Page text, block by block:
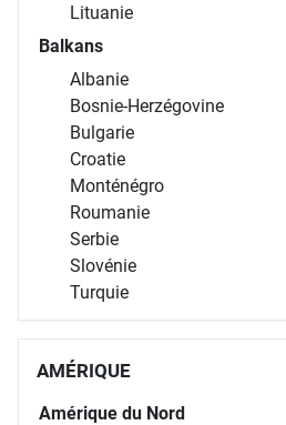
Lituanie
Balkans
Albanie
Bosnie-Herzégovine
Bulgarie
Croatie
Monténégro
Roumanie
Serbie
Slovénie
Turquie
AMÉRIQUE
Amérique du Nord